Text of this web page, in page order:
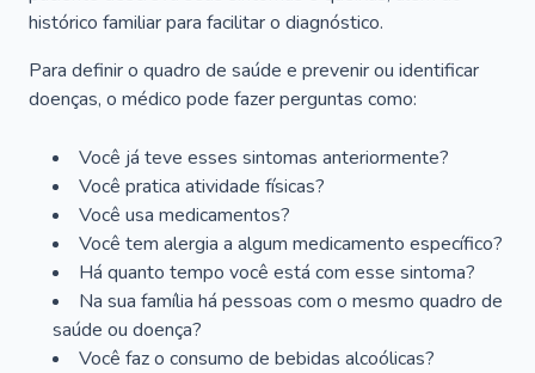
histórico familiar para facilitar o diagnóstico.
Para definir o quadro de saúde e prevenir ou identificar
doenças, o médico pode fazer perguntas como:
Você já teve esses sintomas anteriormente?
Você pratica atividade físicas?
Você usa medicamentos?
Você tem alergia a algum medicamento específico?
Há quanto tempo você está com esse sintoma?
Na sua família há pessoas com o mesmo quadro de
saúde ou doença?
Você faz o consumo de bebidas alcoólicas?